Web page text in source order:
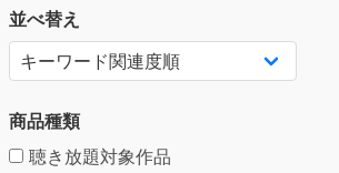
並べ替え
商品種類
聴き放題対象作品